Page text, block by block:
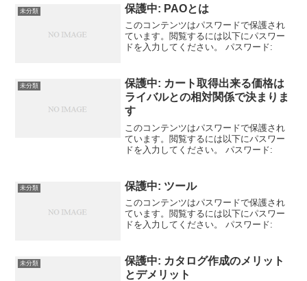
未分類 保護中: PAOとは
このコンテンツはパスワードで保護され
ています。閲覧するには以下にパスワー
ドを入力してください。 パスワード:
未分類
保護中: カート取得出来る価格は
ライバルとの相対関係で決まりま
す
このコンテンツはパスワードで保護され
ています。閲覧するには以下にパスワー
ドを入力してください。 パスワード:
未分類 保護中: ツール
このコンテンツはパスワードで保護され
ています。閲覧するには以下にパスワー
ドを入力してください。 パスワード:
未分類
保護中: カタログ作成のメリット
とデメリット